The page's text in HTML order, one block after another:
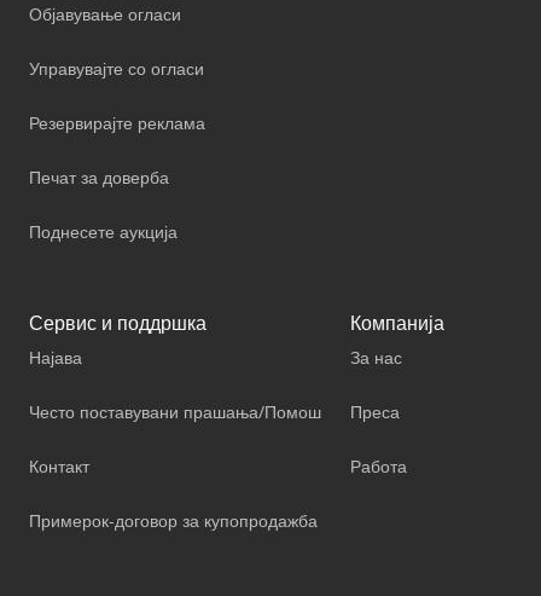
Објавување огласи
Управувајте со огласи
Резервирајте реклама
Печат за доверба
Поднесете аукција
Сервис и поддршка
Најава
Често поставувани прашања/Помош
Контакт
Примерок-договор за купопродажба
Компанија
За нас
Преса
Работа